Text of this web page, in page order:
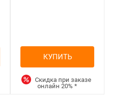
КУПИТЬ
Скидка при заказе
онлайн20%*